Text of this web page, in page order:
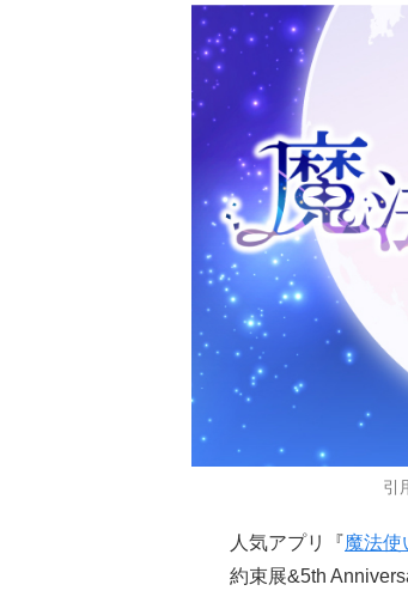
引
人気アプリ『魔法使
約束展&5th